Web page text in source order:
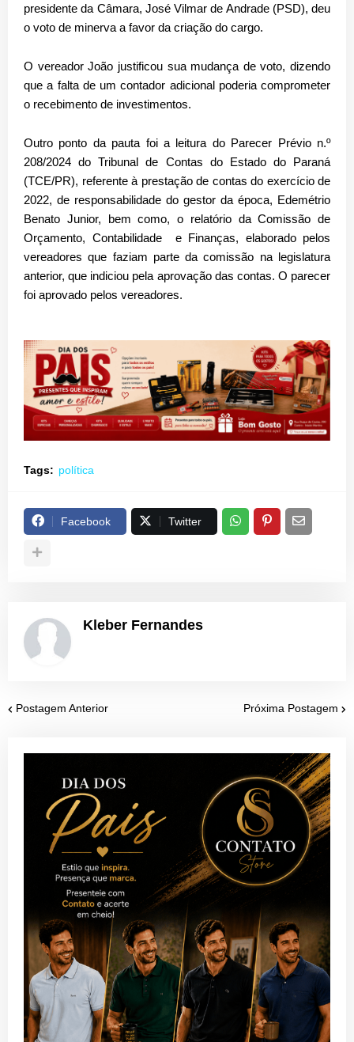
presidente da Câmara, José Vilmar de Andrade (PSD), deu
o voto de minerva a favor da criação do cargo.
O vereador João justificou sua mudança de voto, dizendo
que a falta de um contador adicional poderia comprometer
o recebimento de investimentos.
Outro ponto da pauta foi a leitura do Parecer Prévio n.º
208/2024 do Tribunal de Contas do Estado do Paraná
(TCE/PR), referente à prestação de contas do exercício de
2022, de responsabilidade do gestor da época, Edemétrio
Benato Junior, bem como, o relatório da Comissão de
Orçamento, Contabilidade e Finanças, elaborado pelos
vereadores que faziam parte da comissão na legislatura
anterior, que indiciou pela aprovação das contas. O parecer
foi aprovado pelos vereadores.
Tags: política
Facebook Twitter
Kleber Fernandes
Postagem Anterior Próxima Postagem